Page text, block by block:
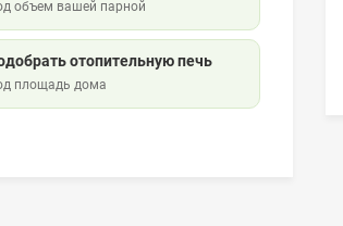
объем вашей парной
отопительную печь
площадь дома